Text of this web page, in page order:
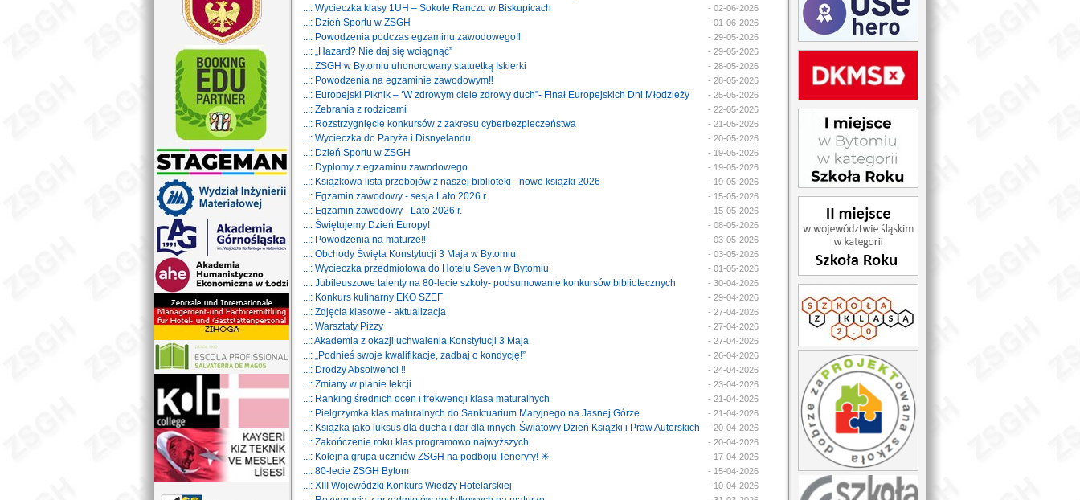
..:: Wycieczka klasy 1UH – Sokole Ranczo w Biskupicach - 02-06-2026
..:: Dzień Sportu w ZSGH - 01-06-2026
..:: Powodzenia podczas egzaminu zawodowego‼️ - 29-05-2026
..:: „Hazard? Nie daj się wciągnąć” - 29-05-2026
..:: ZSGH w Bytomiu uhonorowany statuetką Iskierki - 28-05-2026
..:: Powodzenia na egzaminie zawodowym‼️ - 28-05-2026
..:: Europejski Piknik – ‘W zdrowym ciele zdrowy duch”- Finał Europejskich Dni Młodzieży - 25-05-2026
..:: Zebrania z rodzicami - 22-05-2026
..:: Rozstrzygnięcie konkursów z zakresu cyberbezpieczeństwa - 21-05-2026
..:: Wycieczka do Paryża i Disnyelandu - 20-05-2026
..:: Dzień Sportu w ZSGH - 19-05-2026
..:: Dyplomy z egzaminu zawodowego - 19-05-2026
..:: Książkowa lista przebojów z naszej biblioteki - nowe książki 2026 - 19-05-2026
..:: Egzamin zawodowy - sesja Lato 2026 r. - 15-05-2026
..:: Egzamin zawodowy - Lato 2026 r. - 15-05-2026
..:: Świętujemy Dzień Europy! - 08-05-2026
..:: Powodzenia na maturze‼️ - 03-05-2026
..:: Obchody Święta Konstytucji 3 Maja w Bytomiu - 03-05-2026
..:: Wycieczka przedmiotowa do Hotelu Seven w Bytomiu - 01-05-2026
..:: Jubileuszowe talenty na 80-lecie szkoły- podsumowanie konkursów bibliotecznych - 30-04-2026
..:: Konkurs kulinarny EKO SZEF - 29-04-2026
..:: Zdjęcia klasowe - aktualizacja - 27-04-2026
..:: Warsztaty Pizzy - 27-04-2026
..:: Akademia z okazji uchwalenia Konstytucji 3 Maja - 27-04-2026
..:: „Podnieś swoje kwalifikacje, zadbaj o kondycję!” - 26-04-2026
..:: Drodzy Absolwenci ‼️ - 24-04-2026
..:: Zmiany w planie lekcji - 23-04-2026
..:: Ranking średnich ocen i frekwencji klasa maturalnych - 21-04-2026
..:: Pielgrzymka klas maturalnych do Sanktuarium Maryjnego na Jasnej Górze - 21-04-2026
..:: Książka jako luksus dla ducha i dar dla innych-Światowy Dzień Książki i Praw Autorskich - 20-04-2026
..:: Zakończenie roku klas programowo najwyższych - 20-04-2026
..:: Kolejna grupa uczniów ZSGH na podboju Teneryfy! ☀ - 17-04-2026
..:: 80-lecie ZSGH Bytom - 15-04-2026
..:: XIII Wojewódzki Konkurs Wiedzy Hotelarskiej - 10-04-2026